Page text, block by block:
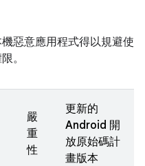
惡意應用程式得以規避使
。
嚴
重
性
更新的
Android 開
放原始碼計
畫版本